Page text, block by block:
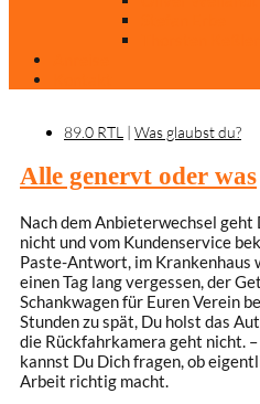
89.0 RTL | Was glaubst du?
Alle genervt oder was
Nach dem Anbieterwechsel geht
nicht und vom Kundenservice
Paste-Antwort, im Krankenhaus
einen Tag lang vergessen, der
Schankwagen für Euren Verein
Stunden zu spät, Du holst das
die Rückfahrkamera geht nicht. –
kannst Du Dich fragen, ob
Arbeit richtig macht.